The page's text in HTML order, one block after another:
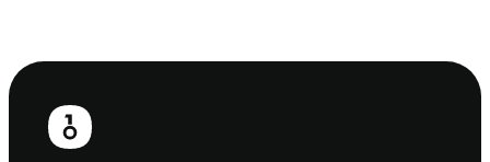
Fußzeile